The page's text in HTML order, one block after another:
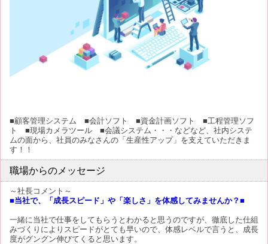
■顧客管理システム ■会計ソフト ■資金計画ソフト ■工程管理ソフ
ト ■現場カメラツール ■会議システム・・・などなど、社内システ
ムの面から、社員のみなさんの「生産性アップ」を支えていただきま
す！！
職場からのメッセージ
～社長コメント～
■当社で、「成長スピード」や「楽しさ」を体感してみませんか？■
一緒に当社で仕事をしてもらうとわかると思うのですが、徹底した仕組
みづくりによりスピードがとても早いので、体感レベルで言うと、成長
度がグングン伸びてくると思います。